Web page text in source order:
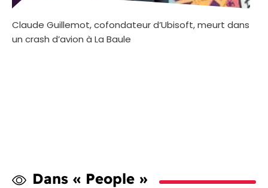
Claude Guillemot, cofondateur d’Ubisoft, meurt dans
un crash d’avion à La Baule
Dans « People »